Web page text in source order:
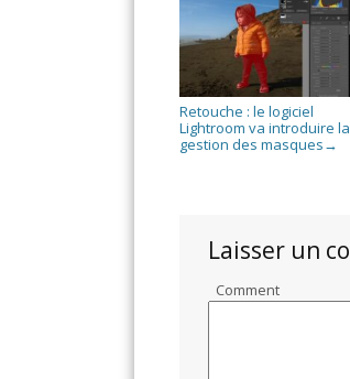
Retouche : le logiciel
Lightroom va introduire la
gestion des masques →
Laisser un
Comment